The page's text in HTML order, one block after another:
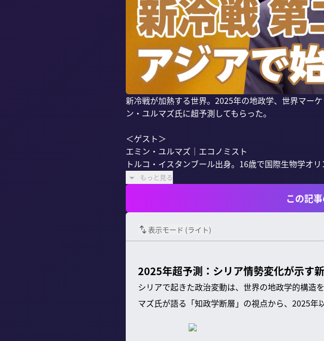
新冷戦が加熱する世界。2025年の地政学、世界マー
ン・ユルマズ氏に超予測してもらった。
＜ゲスト＞
エミン・ユルマズ｜エコノミスト
トルコ・イスタンブール出身。16歳で国際生物学オ
もっと見る
この記
表示モード (ライト)
2025年超予測：シリア情勢変化が示す
シリアで起きた政治変動は、世界の地政学的構造
マズ氏が語る「知政学断層」の視点から、2025年